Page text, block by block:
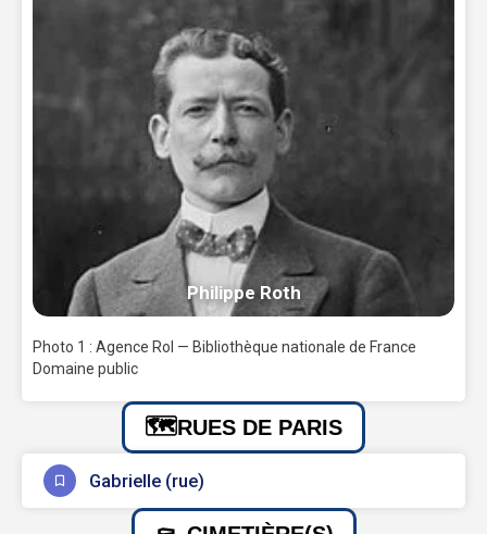
Philippe Roth
Photo 1 : Agence Rol — Bibliothèque nationale de France
Domaine public
RUES DE PARIS
Gabrielle (rue)